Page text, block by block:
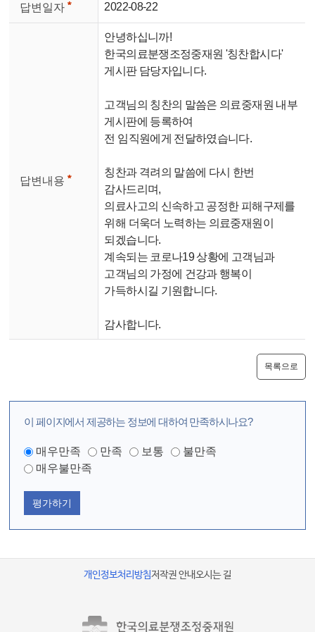
답변일자 2022-08-22
답변내용
안녕하십니까!
한국의료분쟁조정중재원 '칭찬합시다'
게시판 담당자입니다.
고객님의 칭찬의 말씀은 의료중재원 내부
게시판에 등록하여
전 임직원에게 전달하였습니다.
칭찬과 격려의 말씀에 다시 한번
감사드리며,
의료사고의 신속하고 공정한 피해구제를
위해 더욱더 노력하는 의료중재원이
되겠습니다.
계속되는 코로나19 상황에 고객님과
고객님의 가정에 건강과 행복이
가득하시길 기원합니다.
감사합니다.
목록으로
이 페이지에서 제공하는 정보에 대하여 만족하시나요?
매우만족 만족 보통
불만족
매우불만족
평가하기
개인정보처리방침저작권 안내오시는 길